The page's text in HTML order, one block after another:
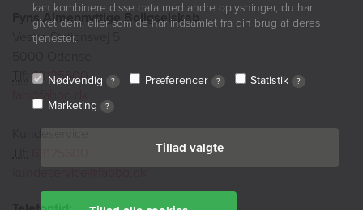
kan kombinere disse data med andre oplysninger, du har
givet dem, eller som de har indsamlet fra din brug af deres
tjenester.
Nødvendig ? Præferencer ? Statistik ?
Marketing ?
Tillad valgte
Fyns Almennyttige Boligselskab
Vestre Stationsvej 5
63125600
fab@fabbo.dk
Kundeservice